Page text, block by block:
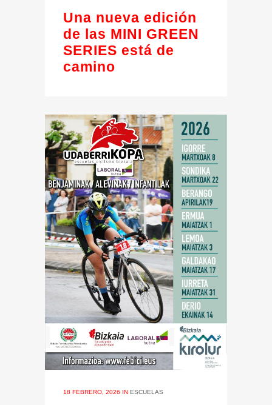
Una nueva edición
de las MINI GREEN
SERIES está de
camino
18 FEBRERO, 2026 IN ESCUELAS